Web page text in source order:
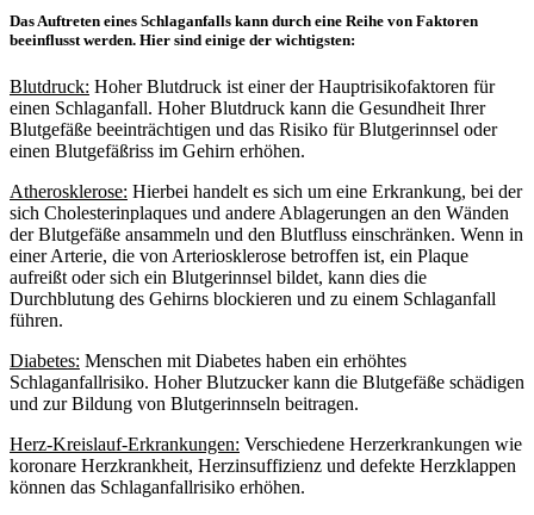
Das Auftreten eines Schlaganfalls kann durch eine Reihe von Faktoren
beeinflusst werden. Hier sind einige der wichtigsten:
Blutdruck: Hoher Blutdruck ist einer der Hauptrisikofaktoren für
einen Schlaganfall. Hoher Blutdruck kann die Gesundheit Ihrer
Blutgefäße beeinträchtigen und das Risiko für Blutgerinnsel oder
einen Blutgefäßriss im Gehirn erhöhen.
Atherosklerose: Hierbei handelt es sich um eine Erkrankung, bei der
sich Cholesterinplaques und andere Ablagerungen an den Wänden
der Blutgefäße ansammeln und den Blutfluss einschränken. Wenn in
einer Arterie, die von Arteriosklerose betroffen ist, ein Plaque
aufreißt oder sich ein Blutgerinnsel bildet, kann dies die
Durchblutung des Gehirns blockieren und zu einem Schlaganfall
führen.
Diabetes: Menschen mit Diabetes haben ein erhöhtes
Schlaganfallrisiko. Hoher Blutzucker kann die Blutgefäße schädigen
und zur Bildung von Blutgerinnseln beitragen.
Herz-Kreislauf-Erkrankungen: Verschiedene Herzerkrankungen wie
koronare Herzkrankheit, Herzinsuffizienz und defekte Herzklappen
können das Schlaganfallrisiko erhöhen.